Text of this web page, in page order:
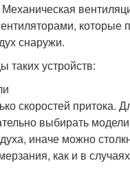
которые
снаружи.
таких устройств:
скоростей притока.
выбирать
иначе можно
как и в